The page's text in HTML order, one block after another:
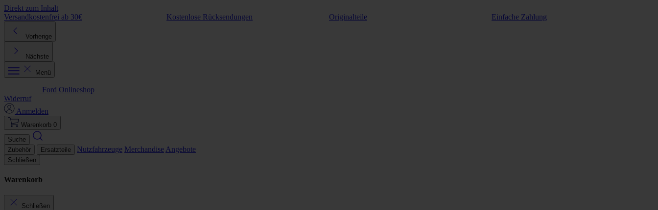
Direkt zum Inhalt
Versandkostenfrei ab 30€
Kostenlose Rücksendungen Originalteile Einfache Zahlung
Vorherige
Nächste
Menü
Ford Onlineshop
Widerruf
Anmelden
Warenkorb 0
Suche
Zubehör
Ersatzteile Nutzfahrzeuge Merchandise Angebote
Schließen
Warenkorb
Schließen